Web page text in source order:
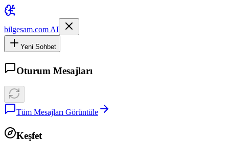
bilgesam.com AI
Yeni Sohbet
Oturum Mesajları
Tüm Mesajları Görüntüle
Keşfet